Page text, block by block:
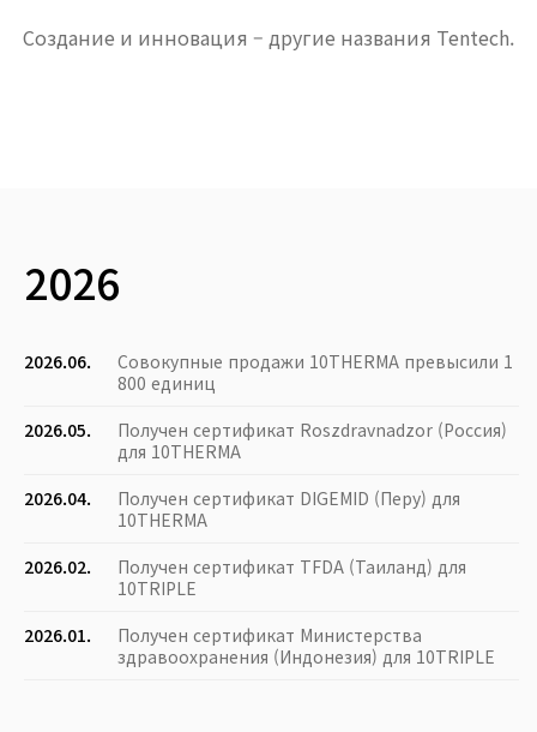
Создание и инновация – другие названия Tentech.
2026
2026.06.
Совокупные продажи 10THERMA превысили 1
800 единиц
2026.05.
Получен сертификат Roszdravnadzor (Россия)
для 10THERMA
2026.04.
Получен сертификат DIGEMID (Перу) для
10THERMA
2026.02.
Получен сертификат TFDA (Таиланд) для
10TRIPLE
2026.01.
Получен сертификат Министерства
здравоохранения (Индонезия) для 10TRIPLE